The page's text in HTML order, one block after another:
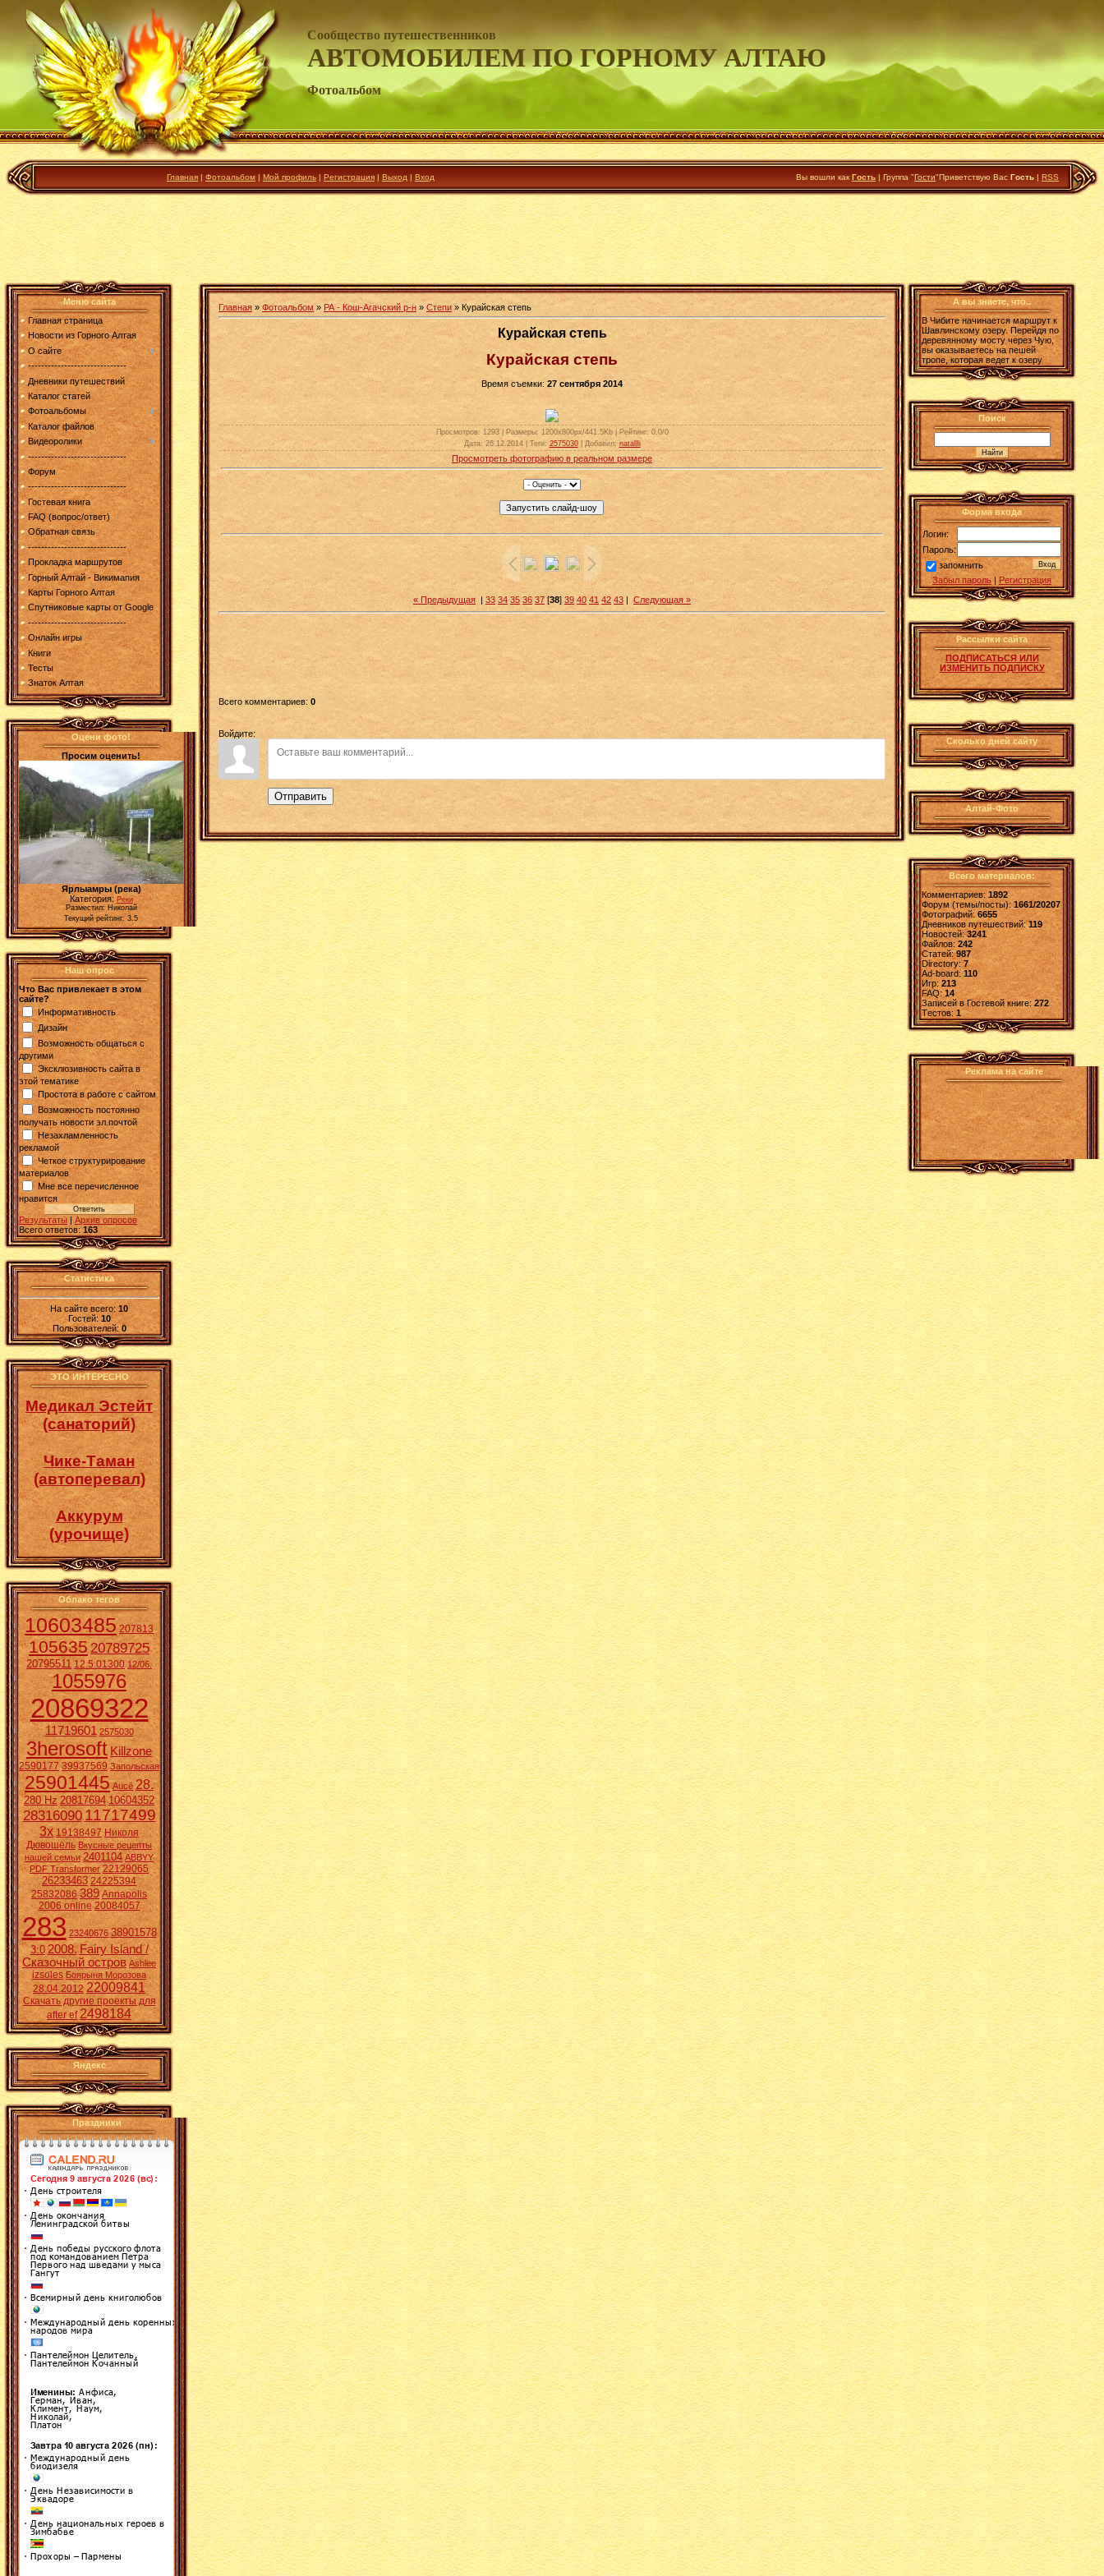
Сообщество путешественников
АВТОМОБИЛЕМ ПО ГОРНОМУ АЛТАЮ
Фотоальбом
Главная | Фотоальбом | Мой профиль | Регистрация | Выход | Вход Вы вошли как Гость | Группа "Гости"Приветствую Вас Гость | RSS
Меню сайта
Главная страница
Новости из Горного Алтая
О сайте
------------------------------
Дневники путешествий
Каталог статей
Фотоальбомы
Каталог файлов
Видеоролики
------------------------------
Форум
------------------------------
Гостевая книга
FAQ (вопрос/ответ)
Обратная связь
------------------------------
Прокладка маршрутов
Горный Алтай - Викимапия
Карты Горного Алтая
Спутниковые карты от Google
------------------------------
Онлайн игры
Книги
Тесты
Знаток Алтая
Оцени фото!
Просим оценить!
Ярлыамры (река)
Категория: Реки
Разместил: Николай
Текущий рейтинг: 3.5
Наш опрос
Что Вас привлекает в этом
сайте?
Информативность
Дизайн
Возможность общаться с
другими
Эксклюзивность сайта в
этой тематике
Простота в работе с сайтом
Возможность постоянно
получать новости эл.почтой
Незахламленность
рекламой
Четкое структурирование
материалов
Мне все перечисленное
нравится
Результаты | Архив опросов
Всего ответов: 163
Статистика
На сайте всего:10
Гостей: 10
Пользователей: 0
ЭТО ИНТЕРЕСНО
Медикал Эстейт
(санаторий)
Чике-Таман
(автоперевал)
Аккурум
(урочище)
Облако тегов
10603485 207813
10563520789725
20795511 12.5.01300 12/06.
1055976
20869322
11719601 2575030
3herosoft Killzone
2590177 39937569 Запольская
25901445 Aucē 28.
280 Hz 20817694 10604352
2831609011717499
3x 19138497 Николя
Дювошель Вкусные рецепты
нашей семьи 2401104 ABBYY
PDF Transformer 22129065
26233463 24225394
25832086 389 Annapolis
2006 online 20084057
283 23240676 38901578
3:0 2008. Fairy Island /
Сказочный остров Ashlee
izsoles Боярыня Морозова
28.04.2012 22009841
Скачать другие проекты для
after ef 2498184
Яндекс
Праздники
Главная » Фотоальбом» РА - Кош-Агачский р-н » Степи» Курайская степь
Курайская степь
Курайская степь
Время съемки: 27 сентября 2014
Просмотров: 1293 | Размеры: 1200x800px/441.5Kb | Рейтинг: 0.0/0
Дата: 26.12.2014 | Теги: 2575030| Добавил: natallli
Просмотреть фотографию в реальном размере
« Предыдущая | 33 34 35 36 37 [38] 39 40 41 42 43 | Следующая »
Всего комментариев: 0
Войдите:
Отправить
А вы знаете, что..
В Чибите начинается маршрут к
Шавлинскому озеру. Перейдя по
деревянному мосту через Чую,
вы оказываетесь на пешей
тропе, которая ведет к озеру
Поиск
Форма входа
Логин:
Пароль:
запомнить
Забыл пароль | Регистрация
Рассылки сайта
ПОДПИСАТЬСЯ ИЛИ
ИЗМЕНИТЬ ПОДПИСКУ
Сколько дней сайту
Алтай-Фото
Всего материалов:
Комментариев: 1892
Форум (темы/посты):1661/20207
Фотографий:6655
Дневников путешествий:119
Новостей:3241
Файлов: 242
Статей:987
Directory: 7
Ad-board:110
Игр: 213
FAQ:14
Записей в Гостевой книге:272
Tестов: 1
Реклама на сайте